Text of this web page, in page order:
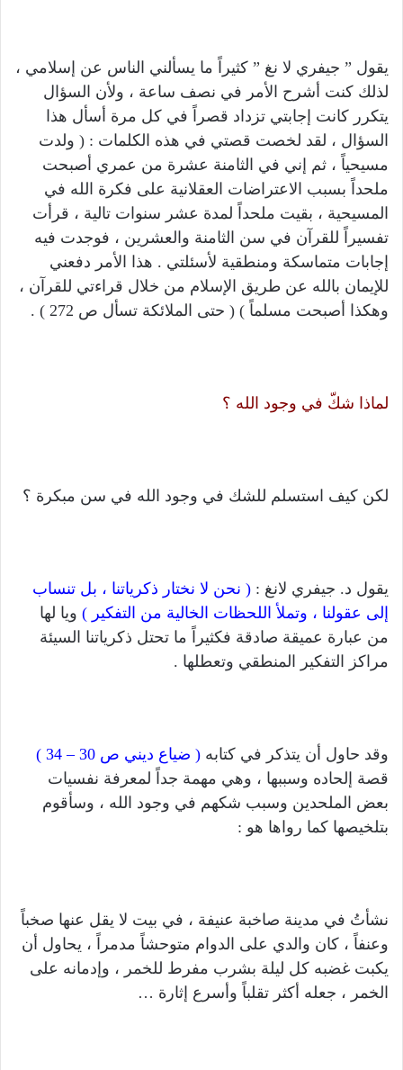
يقول ” جيفري لا نغ ” كثيراً ما يسألني الناس عن إسلامي ،
لذلك كنت أشرح الأمر في نصف ساعة ، ولأن السؤال
يتكرر كانت إجابتي تزداد قصراً في كل مرة أسأل هذا
السؤال ، لقد لخصت قصتي في هذه الكلمات : ( ولدت
مسيحياً ، ثم إني في الثامنة عشرة من عمري أصبحت
ملحداً بسبب الاعتراضات العقلانية على فكرة الله في
المسيحية ، بقيت ملحداً لمدة عشر سنوات تالية ، قرأت
تفسيراً للقرآن في سن الثامنة والعشرين ، فوجدت فيه
إجابات متماسكة ومنطقية لأسئلتي . هذا الأمر دفعني
للإيمان بالله عن طريق الإسلام من خلال قراءتي للقرآن ،
وهكذا أصبحت مسلماً ) ( حتى الملائكة تسأل ص 272 ) .
لماذا شكّ في وجود الله ؟
لكن كيف استسلم للشك في وجود الله في سن مبكرة ؟
يقول د. جيفري لانغ : ( نحن لا نختار ذكرياتنا ، بل تنساب
إلى عقولنا ، وتملأ اللحظات الخالية من التفكير ) ويا لها
من عبارة عميقة صادقة فكثيراً ما تحتل ذكرياتنا السيئة
مراكز التفكير المنطقي وتعطلها .
وقد حاول أن يتذكر في كتابه ( ضياع ديني ص 30 – 34 )
قصة إلحاده وسببها ، وهي مهمة جداً لمعرفة نفسيات
بعض الملحدين وسبب شكهم في وجود الله ، وسأقوم
بتلخيصها كما رواها هو :
نشأتُ في مدينة صاخبة عنيفة ، في بيت لا يقل عنها صخباً
وعنفاً ، كان والدي على الدوام متوحشاً مدمراً ، يحاول أن
يكبت غضبه كل ليلة بشرب مفرط للخمر ، وإدمانه على
الخمر ، جعله أكثر تقلباً وأسرع إثارة …